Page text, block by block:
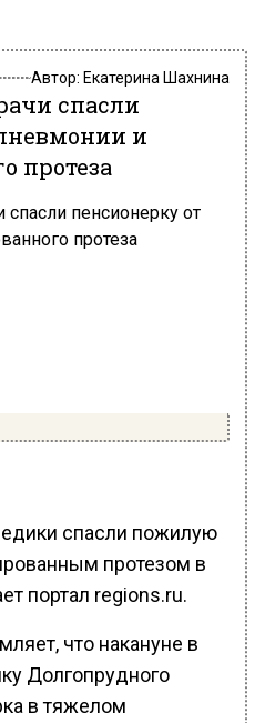
Автор: Екатерина Шахнина
спасли
и
протеза
спасли пожилую
протезом в
портал regions.ru.
что накануне в
Долгопрудного
в тяжелом